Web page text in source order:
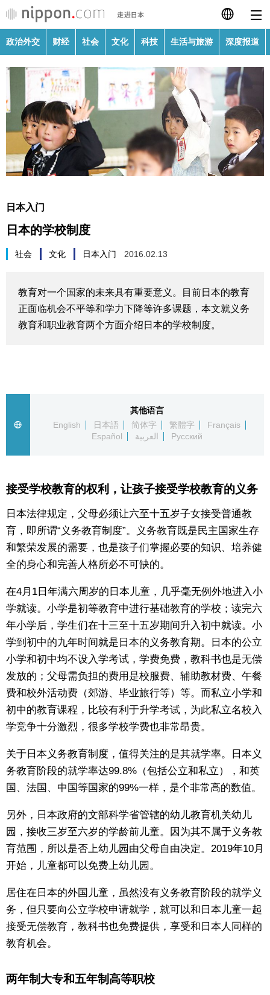
日本語
English
繁體字
Français
Español
政治外交
财经
科技
生活与旅游
深度报道
话题
日本一瞥
人物访谈
东京
编辑部通知
政治外交 财经 社会 文化 科技 生活与旅游 深度报道
日本入门
日本的学校制度
社会 文化 日本入门 2016.02.13
教育对一个国家的未来具有重要意义。目前日本的教育
正面临机会不平等和学力下降等许多课题，本文就义务
教育和职业教育两个方面介绍日本的学校制度。
其他语言
English
日本語 简体字 繁體字
Français
Español
العربية Русский
接受学校教育的权利，让孩子接受学校教育的义务
日本法律规定，父母必须让六至十五岁子女接受普通教
育，即所谓“义务教育制度”。义务教育既是民主国家生存
和繁荣发展的需要，也是孩子们掌握必要的知识、培养健
全的身心和完善人格所必不可缺的。
在4月1日年满六周岁的日本儿童，几乎毫无例外地进入小
学就读。小学是初等教育中进行基础教育的学校；读完六
年小学后，学生们在十三至十五岁期间升入初中就读。小
学到初中的九年时间就是日本的义务教育期。日本的公立
小学和初中均不设入学考试，学费免费，教科书也是无偿
发放的；父母需负担的费用是校服费、辅助教材费、午餐
费和校外活动费（郊游、毕业旅行等）等。而私立小学和
初中的教育课程，比较有利于升学考试，为此私立名校入
学竞争十分激烈，很多学校学费也非常昂贵。
关于日本义务教育制度，值得关注的是其就学率。日本义
务教育阶段的就学率达99.8%（包括公立和私立），和英
国、法国、中国等国家的99%一样，是个非常高的数值。
另外，日本政府的文部科学省管辖的幼儿教育机关幼儿
园，接收三岁至六岁的学龄前儿童。因为其不属于义务教
育范围，所以是否上幼儿园由父母自由决定。2019年10月
开始，儿童都可以免费上幼儿园。
居住在日本的外国儿童，虽然没有义务教育阶段的就学义
务，但只要向公立学校申请就学，就可以和日本儿童一起
接受无偿教育，教科书也免费提供，享受和日本人同样的
教育机会。
两年制大专和五年制高等职校